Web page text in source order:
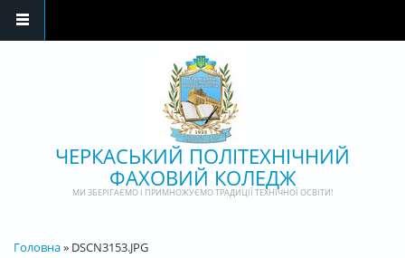
ЧЕРКАСЬКИЙ ПОЛІТЕХНІЧНИЙ
ФАХОВИЙ КОЛЕДЖ
МИ ЗБЕРІГАЄМО І ПРИМНОЖУЄМО ТРАДИЦІЇ ТЕХНІЧНОЇ ОСВІТИ!
ВИ Є ТУТ
Головна» DSCN3153.JPG